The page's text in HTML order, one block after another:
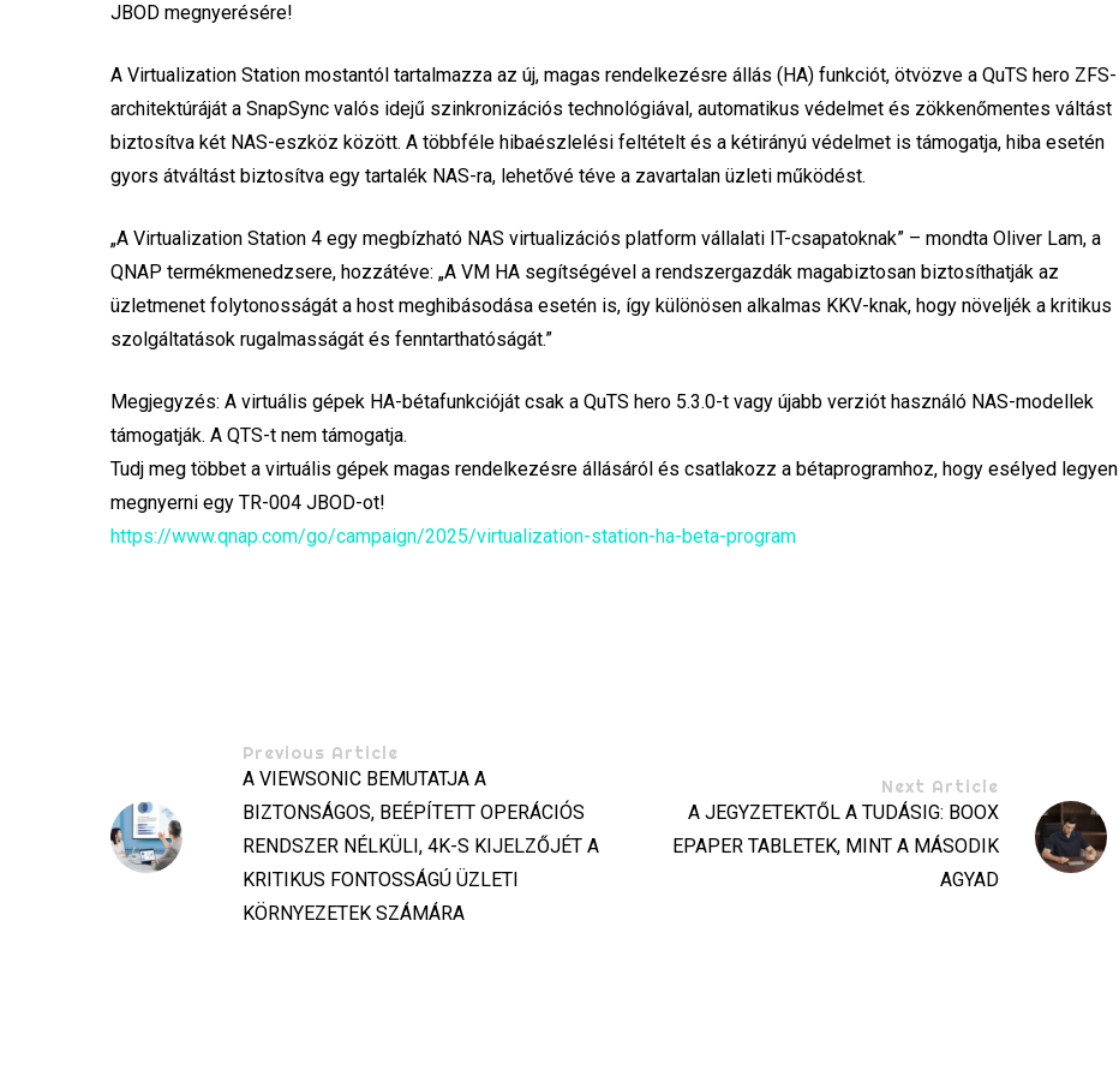
JBOD megnyerésére!
A Virtualization Station mostantól tartalmazza az új, magas rendelkezésre állás (HA) funkciót, ötvözve a QuTS hero ZFS-
architektúráját a SnapSync valós idejű szinkronizációs technológiával, automatikus védelmet és zökkenőmentes váltást
biztosítva két NAS-eszköz között. A többféle hibaészlelési feltételt és a kétirányú védelmet is támogatja, hiba esetén
gyors átváltást biztosítva egy tartalék NAS-ra, lehetővé téve a zavartalan üzleti működést.
„A Virtualization Station 4 egy megbízható NAS virtualizációs platform vállalati IT-csapatoknak” – mondta Oliver Lam, a
QNAP termékmenedzsere, hozzátéve: „A VM HA segítségével a rendszergazdák magabiztosan biztosíthatják az
üzletmenet folytonosságát a host meghibásodása esetén is, így különösen alkalmas KKV-knak, hogy növeljék a kritikus
szolgáltatások rugalmasságát és fenntarthatóságát.”
Megjegyzés: A virtuális gépek HA-bétafunkcióját csak a QuTS hero 5.3.0-t vagy újabb verziót használó NAS-modellek
támogatják. A QTS-t nem támogatja.
Tudj meg többet a virtuális gépek magas rendelkezésre állásáról és csatlakozz a bétaprogramhoz, hogy esélyed legyen
megnyerni egy TR-004 JBOD-ot!
https://www.qnap.com/go/campaign/2025/virtualization-station-ha-beta-program
Previous Article
A VIEWSONIC BEMUTATJA A
BIZTONSÁGOS, BEÉPÍTETT OPERÁCIÓS
RENDSZER NÉLKÜLI, 4K-S KIJELZŐJÉT A
KRITIKUS FONTOSSÁGÚ ÜZLETI
KÖRNYEZETEK SZÁMÁRA
Next Article
A JEGYZETEKTŐL A TUDÁSIG: BOOX
EPAPER TABLETEK, MINT A MÁSODIK
AGYAD